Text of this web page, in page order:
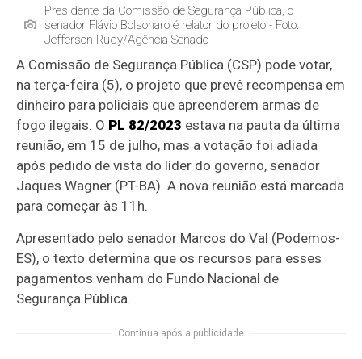
Presidente da Comissão de Segurança Pública, o
senador Flávio Bolsonaro é relator do projeto - Foto:
Jefferson Rudy/Agência Senado
A Comissão de Segurança Pública (CSP) pode votar,
na terça-feira (5), o projeto que prevê recompensa em
dinheiro para policiais que apreenderem armas de
fogo ilegais. O PL 82/2023 estava na pauta da última
reunião, em 15 de julho, mas a votação foi adiada
após pedido de vista do líder do governo, senador
Jaques Wagner (PT-BA). A nova reunião está marcada
para começar às 11h.
Apresentado pelo senador Marcos do Val (Podemos-
ES), o texto determina que os recursos para esses
pagamentos venham do Fundo Nacional de
Segurança Pública.
Continua após a publicidade